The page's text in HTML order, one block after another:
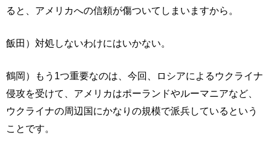
ると、アメリカへの信頼が傷ついてしまいますから。
飯田）対処しないわけにはいかない。
鶴岡）もう1つ重要なのは、今回、ロシアによるウクライナ
侵攻を受けて、アメリカはポーランドやルーマニアなど、
ウクライナの周辺国にかなりの規模で派兵しているという
ことです。